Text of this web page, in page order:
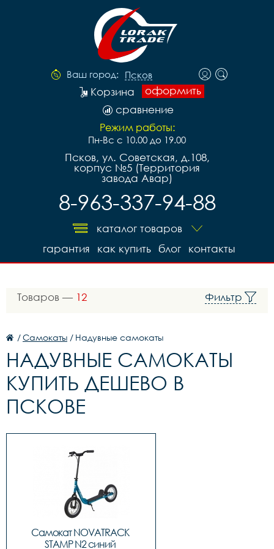
Ваш город: Псков
оформить
Корзина
сравнение
Режим работы:
Пн-Вс с 10.00 до 19.00
Псков, ул. Советская, д.108,
корпус №5 (Территория
завода Авар)
8-963-337-94-88
каталог товаров
контакты
блог
как купить
гарантия
Товаров — 12 Фильтр
/Самокаты / Надувные самокаты
НАДУВНЫЕ САМОКАТЫ
КУПИТЬ ДЕШЕВО В
ПСКОВЕ
Самокат NOVATRACK
STAMP N2 синий